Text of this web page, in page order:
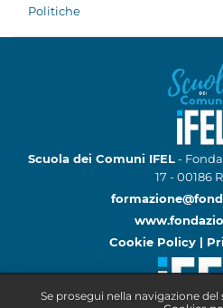
Se prosegui nella navigazione
Politiche
Scuola dei Comuni IFEL-
17 - 00186
Cookie Policy |